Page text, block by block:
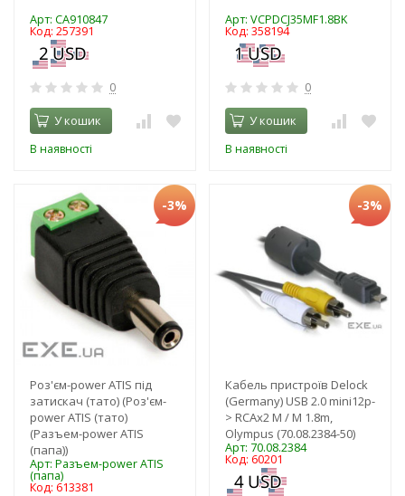
Арт: CA910847
Код: 257391
0
У кошик
В наявності
Арт: VCPDCJ35MF1.8BK
Код: 358194
0
У кошик
В наявності
-3%
Роз'єм-power ATIS під
затискач (тато) (Роз'єм-
power ATIS (тато)
(Разъем-power ATIS
(папа))
Арт: Разъем-power ATIS
(папа)
Код: 613381
-3%
Кабель пристроїв Delock
(Germany) USB 2.0 mini12p-
> RCAx2 M / M 1.8m,
Olympus (70.08.2384-50)
Арт: 70.08.2384
Код: 60201